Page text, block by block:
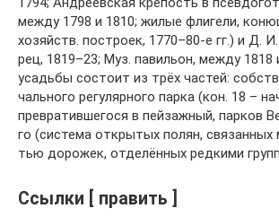
ме­ж­ду 1798 и 1810; жи­лые фли­ге­ли,
хо­зяйств. по­стро­ек, 1770–80-е гг.) и Д.
рец, 1819–23; Муз. па­виль­он, ме­ж­ду 1818
усадь­бы со­сто­ит из трёх час­тей:
чаль­но­го ре­гу­ляр­но­го пар­ка (кон. 18 –
пре­вра­тив­ше­го­ся в пей­заж­ный, пар­ков
го (сис­те­ма от­кры­тых по­лян,
тью до­ро­жек, от­де­лён­ных ред­ки­ми
Ссылки [ править ]